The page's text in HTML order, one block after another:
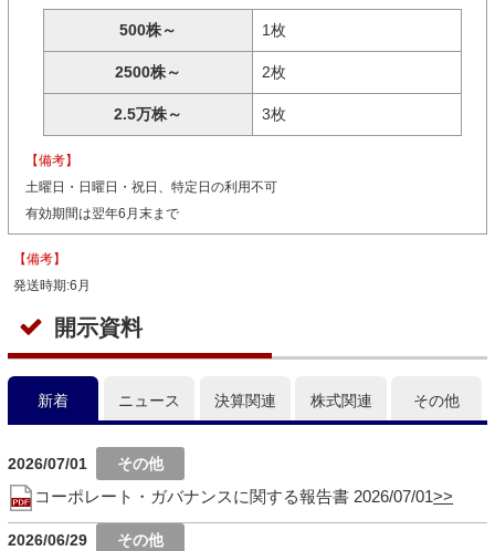
500株～ 1枚
2500株～ 2枚
2.5万株～ 3枚
【備考】
土曜日・日曜日・祝日、特定日の利用不可
有効期間は翌年6月末まで
【備考】
発送時期:6月
開示資料
新着 ニュース 決算関連 株式関連 その他
2026/07/01
コーポレート・ガバナンスに関する報告書 2026/07/01
2026/06/29